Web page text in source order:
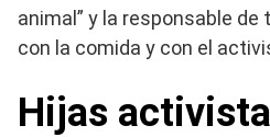
animal” y la responsable
con la comida y con el
Hijas